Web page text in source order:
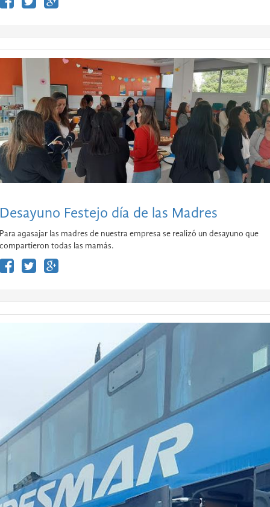
Desayuno Festejo día de las Madres
Para agasajar las madres de nuestra empresa se realizó un desayuno que
compartieron todas las mamás.